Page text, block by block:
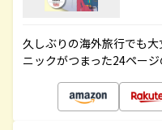
久しぶりの海外旅行でも
ニックがつまった24ペー